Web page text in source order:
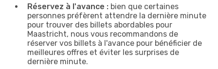
Réservez à l'avance : bien que certaines
personnes préfèrent attendre la dernière minute
pour trouver des billets abordables pour
Maastricht, nous vous recommandons de
réserver vos billets à l'avance pour bénéficier de
meilleures offres et éviter les surprises de
dernière minute.